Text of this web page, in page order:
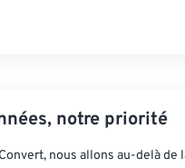
notre priorité
nous allons au-delà de